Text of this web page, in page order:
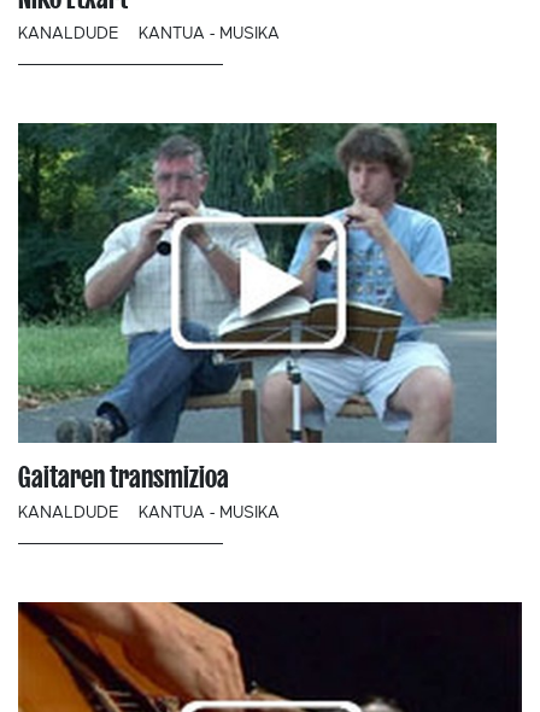
KANALDUDE KANTUA - MUSIKA
Gaitaren transmizioa
KANALDUDE KANTUA - MUSIKA